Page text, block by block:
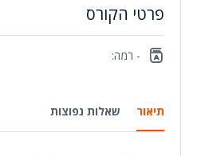
תיאור שאלות נפוצות
פרטי הקורס
- רמה: